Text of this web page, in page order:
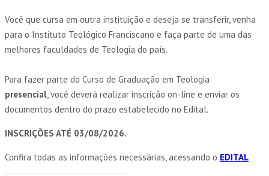
Você que cursa em outra instituição e deseja se transferir, venha
para o Instituto Teológico Franciscano e faça parte de uma das
melhores faculdades de Teologia do país.
Para fazer parte do Curso de Graduação em Teologia
presencial , você deverá realizar inscrição on-line e enviar os
documentos dentro do prazo estabelecido no Edital.
INSCRIÇÕES ATÉ 03/08/2026.
Confira todas as informações necessárias, acessando o EDITAL